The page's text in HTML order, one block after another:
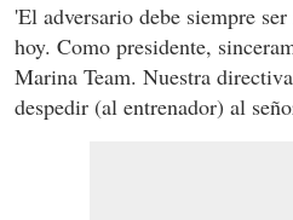
'El adversario debe siempre
hoy. Como presidente,
Marina Team. Nuestra
despedir (al entrenador) al